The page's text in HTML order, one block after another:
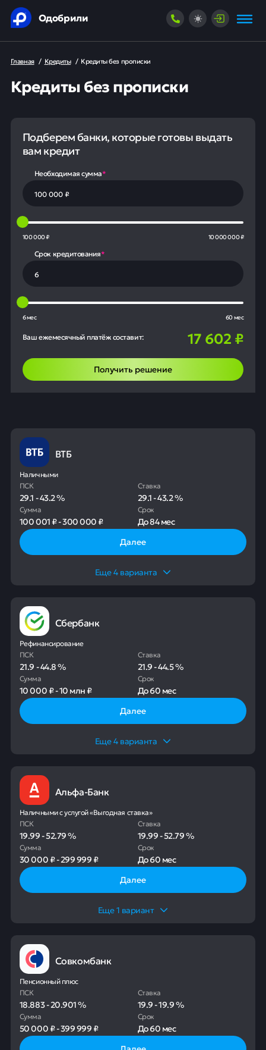
Одобрили
Главная / Кредиты / Кредиты без прописки
Кредиты без прописки
Подберем банки, которые готовы выдать
вам кредит
Необходимая сумма*
100 000 ₽ 10 000 000 ₽
Срок кредитования*
6 мес 60 мес
Ваш ежемесячный платёж составит: 17 602₽
Получить решение
ВТБ
Наличными
ПСК
29.1-43.2%
Ставка
29.1-43.2%
Сумма
100 001 ₽-300 000 ₽
Срок
До84 мес
Далее
Еще4 варианта
Сбербанк
Рефинансирование
ПСК
21.9-44.8%
Ставка
21.9-44.5%
Сумма
10 000 ₽-10 млн ₽
Срок
До60 мес
Далее
Еще4 варианта
Альфа-Банк
Наличными с услугой «Выгодная ставка»
ПСК
19.99-52.79%
Ставка
19.99-52.79%
Сумма
30 000 ₽-299 999 ₽
Срок
До60 мес
Далее
Еще1 вариант
Совкомбанк
Пенсионный плюс
ПСК
18.883-20.901%
Ставка
19.9-19.9%
Сумма
50 000 ₽-399 999 ₽
Срок
До60 мес